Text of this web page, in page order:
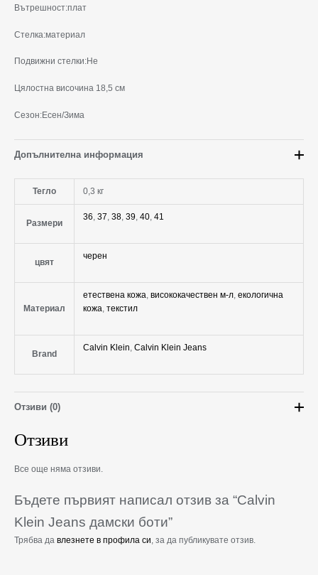
Вътрешност:плат
Стелка:материал
Подвижни стелки:He
Цялостна височина 18,5 см
Сезон:Есен/Зима
Допълнителна информация
Тегло 0,3 кг
Размери
36, 37, 38, 39, 40, 41
цвят
черен
Материал
eтествена кожа, висококачествен м-л, екологична
кожа, текстил
Brand
Calvin Klein, Calvin Klein Jeans
Отзиви (0)
Отзиви
Все още няма отзиви.
Бъдете първият написал отзив за “Calvin
Klein Jeans дамски боти”
Трябва да влезнете в профила си , за да публикувате отзив.